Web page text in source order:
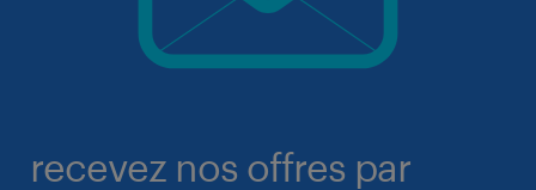
recevez nos offres par